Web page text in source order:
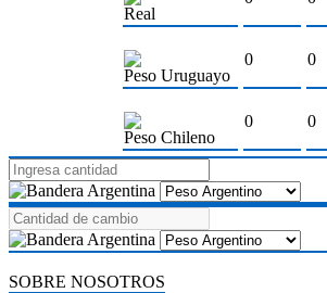
Real
Peso Uruguayo
0 0
Peso Chileno
0 0
SOBRE NOSOTROS